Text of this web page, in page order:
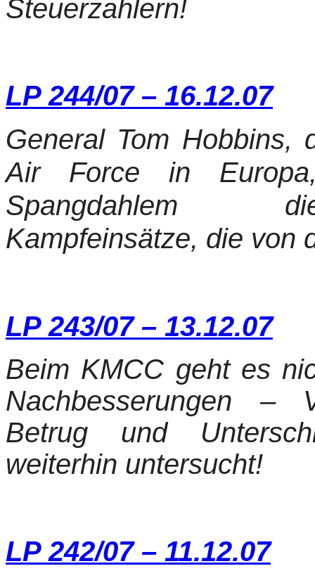
Steuerzahlern!
LP 244/07 – 16.12.07
General Tom Hobbins,
Air Force in
Spangdahlem
Kampfeinsätze, die von
LP 243/07 – 13.12.07
Beim KMCC geht es
Nachbesserungen –
Betrug und
weiterhin untersucht!
LP 242/07 – 11.12.07